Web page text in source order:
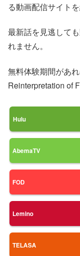
る動画配信サイトを
最新話を見逃して
れません。
無料体験期間があ
Reinterpretation of
Hulu
AbemaTV
FOD
Lemino
TELASA